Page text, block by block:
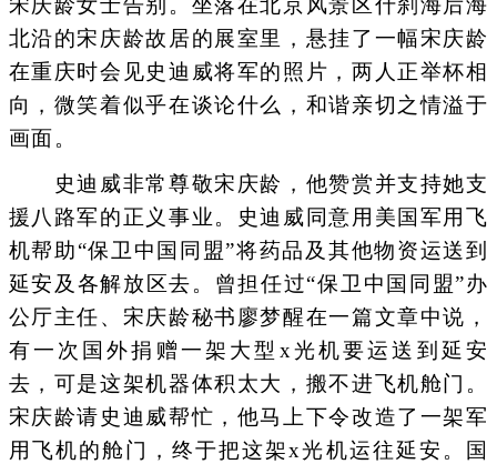
宋庆龄女士告别。坐落在北京风景区什刹海后海
北沿的宋庆龄故居的展室里，悬挂了一幅宋庆龄
在重庆时会见史迪威将军的照片，两人正举杯相
向，微笑着似乎在谈论什么，和谐亲切之情溢于
画面。
史迪威非常尊敬宋庆龄，他赞赏并支持她支
援八路军的正义事业。史迪威同意用美国军用飞
机帮助“保卫中国同盟”将药品及其他物资运送到
延安及各解放区去。曾担任过“保卫中国同盟”办
公厅主任、宋庆龄秘书廖梦醒在一篇文章中说，
有一次国外捐赠一架大型x光机要运送到延安
去，可是这架机器体积太大，搬不进飞机舱门。
宋庆龄请史迪威帮忙，他马上下令改造了一架军
用飞机的舱门，终于把这架x光机运往延安。国